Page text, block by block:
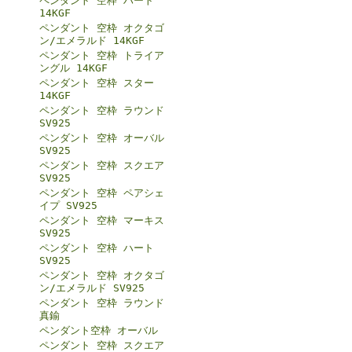
14KGF
ペンダント 空枠 オクタゴ
ン/エメラルド 14KGF
ペンダント 空枠 トライア
ングル 14KGF
ペンダント 空枠 スター
14KGF
ペンダント 空枠 ラウンド
SV925
ペンダント 空枠 オーバル
SV925
ペンダント 空枠 スクエア
SV925
ペンダント 空枠 ペアシェ
イプ SV925
ペンダント 空枠 マーキス
SV925
ペンダント 空枠 ハート
SV925
ペンダント 空枠 オクタゴ
ン/エメラルド SV925
ペンダント 空枠 ラウンド
真鍮
ペンダント空枠 オーバル
ペンダント 空枠 スクエア